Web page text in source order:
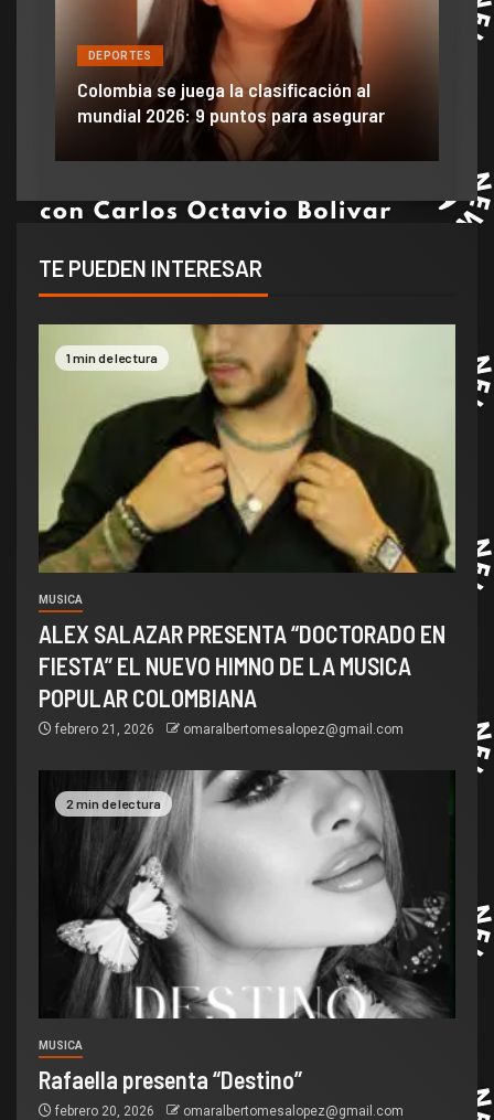
DEPORTES
Colombia se juega la clasificación al
mundial 2026: 9 puntos para asegurar
TE PUEDEN INTERESAR
1 min de lectura
MUSICA
ALEX SALAZAR PRESENTA “DOCTORADO EN
FIESTA” EL NUEVO HIMNO DE LA MUSICA
POPULAR COLOMBIANA
febrero 21, 2026 omaralbertomesalopez@gmail.com
2 min de lectura
MUSICA
Rafaella presenta “Destino”
febrero 20, 2026 omaralbertomesalopez@gmail.com